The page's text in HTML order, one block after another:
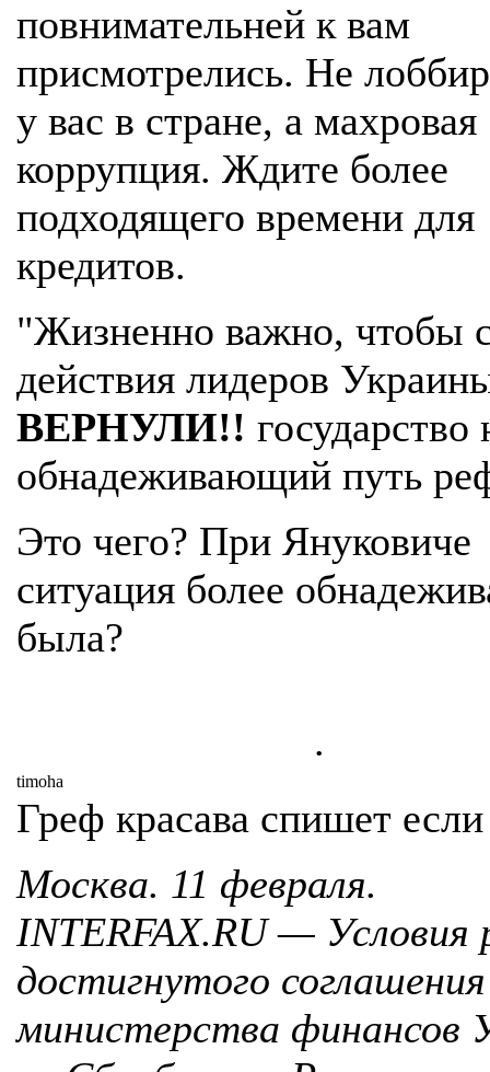
повнимательней к вам
присмотрелись. Не
у вас в стране, а махровая
коррупция. Ждите более
подходящего времени для
кредитов.
"Жизненно важно, чтобы
действия лидеров
ВЕРНУЛИ!! государство
обнадеживающий путь
Это чего? При Януковиче
ситуация более
была?
.
timoha
Греф красава спишет
Москва. 11 февраля.
INTERFAX.RU — Условия
достигнутого соглашения
министерства финансов